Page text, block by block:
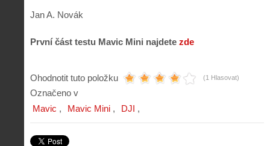
Jan A. Novák
První část testu Mavic Mini najdete zde
Ohodnotit tuto položku (1 Hlasovat)
Označeno v
Mavic
Mavic Mini DJI